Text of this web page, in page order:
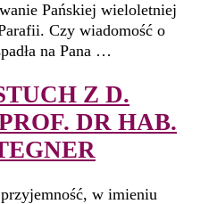
Pańskiej wieloletniej
Czy wiadomość o
na Pana …
Z D.
DR HAB.
w imieniu